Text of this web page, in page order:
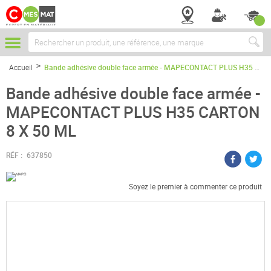
Chercher
Accueil Bande adhésive double face armée - MAPECONTACT PLUS H35 CARTON 8 X 50 ML
Bande adhésive double face armée -
MAPECONTACT PLUS H35 CARTON
8 X 50 ML
RÉF : 637850
Soyez le premier à commenter ce produit
Passer